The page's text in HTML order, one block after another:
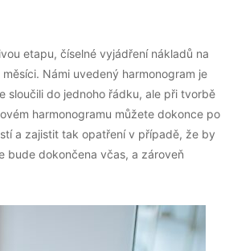
etapu, číselné vyjádření nákladů na
Námi uvedený harmonogram je
sloučili do jednoho řádku, ale při tvorbě
harmonogramu můžete dokonce po
a zajistit tak opatření v případě, že by
bude dokončena včas, a zároveň